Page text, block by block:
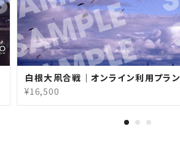
白根大凧合戦｜オンライン利用プラン
¥16,500